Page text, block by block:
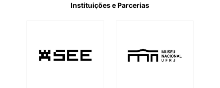
Instituições e Parcerias